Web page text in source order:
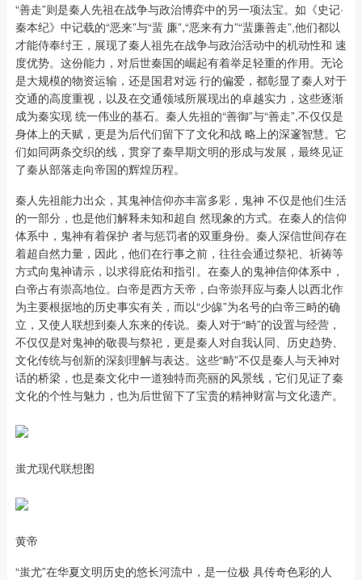
“善走”则是秦人先祖在战争与政治博弈中的另一项法宝。如《史记·
秦本纪》中记载的“恶来”与“蜚 廉”,“恶来有力”“蜚廉善走”,他们都以
才能侍奉纣王，展现了秦人祖先在战争与政治活动中的机动性和 速
度优势。这份能力，对后世秦国的崛起有着举足轻重的作用。无论
是大规模的物资运输，还是国君对远 行的偏爱，都彰显了秦人对于
交通的高度重视，以及在交通领域所展现出的卓越实力，这些逐渐
成为秦实现 统一伟业的基石。秦人先祖的“善御”与“善走”,不仅仅是
身体上的天赋，更是为后代们留下了文化和战 略上的深邃智慧。它
们如同两条交织的线，贯穿了秦早期文明的形成与发展，最终见证
了秦从部落走向帝国的辉煌历程。
秦人先祖能力出众，其鬼神信仰亦丰富多彩，鬼神 不仅是他们生活
的一部分，也是他们解释未知和超自 然现象的方式。在秦人的信仰
体系中，鬼神有着保护 者与惩罚者的双重身份。秦人深信世间存在
着超自然力量，因此，他们在行事之前，往往会通过祭祀、祈祷等
方式向鬼神请示，以求得庇佑和指引。在秦人的鬼神信仰体系中，
白帝占有崇高地位。白帝是西方天帝，白帝崇拜应与秦人以西北作
为主要根据地的历史事实有关，而以“少皞”为名号的白帝三畤的确
立，又使人联想到秦人东来的传说。秦人对于“畤”的设置与经营，
不仅仅是对鬼神的敬畏与祭祀，更是秦人对自我认同、历史趋势、
文化传统与创新的深刻理解与表达。这些“畤”不仅是秦人与天神对
话的桥梁，也是秦文化中一道独特而亮丽的风景线，它们见证了秦
文化的个性与魅力，也为后世留下了宝贵的精神财富与文化遗产。
蚩尤现代联想图
黄帝
“蚩尤”在华夏文明历史的悠长河流中，是一位极 具传奇色彩的人